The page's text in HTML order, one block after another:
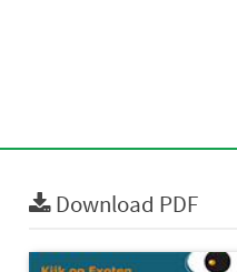
Download PDF